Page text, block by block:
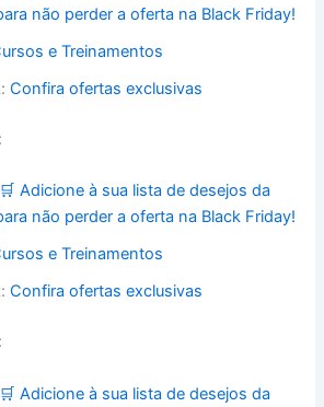
não perder a oferta na Black Friday!
e Treinamentos
Confira ofertas exclusivas
🛒 Adicione à sua lista de desejos da
não perder a oferta na Black Friday!
e Treinamentos
Confira ofertas exclusivas
🛒 Adicione à sua lista de desejos da